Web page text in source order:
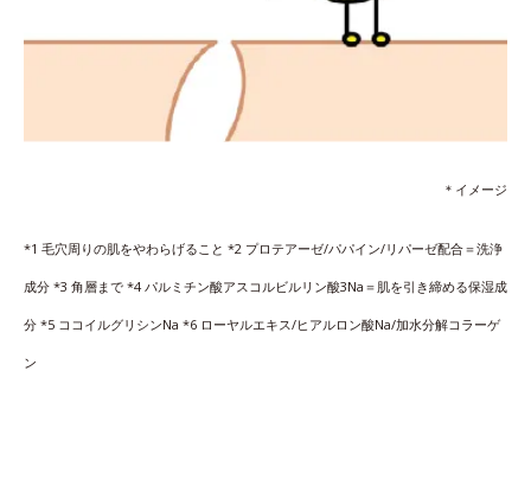
＊イメージ
*1 毛穴周りの肌をやわらげること *2 プロテアーゼ/パパイン/リパーゼ配合＝洗浄
成分 *3 角層まで *4 パルミチン酸アスコルビルリン酸3Na＝肌を引き締める保湿成
分 *5 ココイルグリシンNa *6 ローヤルエキス/ヒアルロン酸Na/加水分解コラーゲ
ン